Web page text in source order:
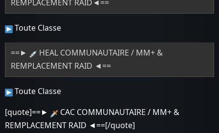
REMPLACEMENT RAID◄==
Toute Classe
==►
HEAL COMMUNAUTAIRE / MM+ &
REMPLACEMENT RAID ◄==
Toute Classe
[quote]==►
CAC COMMUNAUTAIRE / MM+ &
REMPLACEMENT RAID ◄==[/quote]